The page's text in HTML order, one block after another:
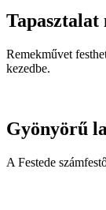
Tapasztalat
Remekművet
kezedbe.
Gyönyörű
A Festede